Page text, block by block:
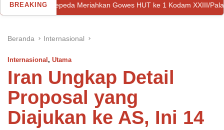
BREAKING
Meriahkan Gowes HUT ke 1 Kodam XXIII/Palaka Wira di Palu
Beranda Internasional
Internasional , Utama
Iran Ungkap Detail
Proposal yang
Diajukan ke AS, Ini 14